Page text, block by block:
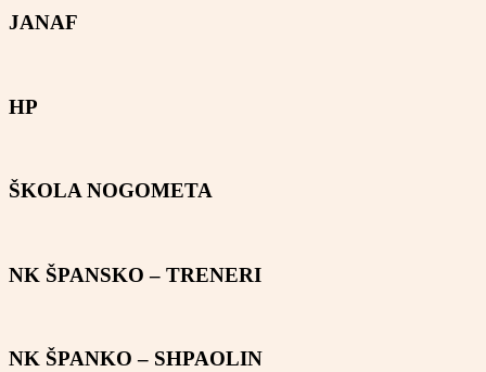
JANAF
HP
ŠKOLA NOGOMETA
NK ŠPANSKO – TRENERI
NK ŠPANKO – SHPAOLIN